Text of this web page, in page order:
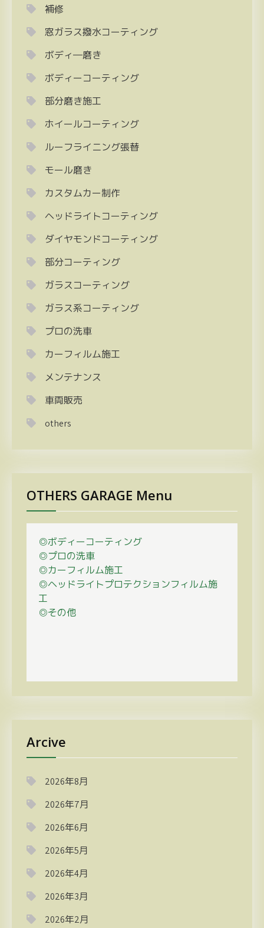
補修
窓ガラス撥水コーティング
ボディ―磨き
ボディーコーティング
部分磨き施工
ホイールコーティング
ルーフライニング張替
モール磨き
カスタムカー制作
ヘッドライトコーティング
ダイヤモンドコーティング
部分コーティング
ガラスコーティング
ガラス系コーティング
プロの洗車
カーフィルム施工
メンテナンス
車両販売
others
OTHERS GARAGE Menu
◎ボディーコーティング
◎プロの洗車
◎カーフィルム施工
◎ヘッドライトプロテクションフィルム施
工
◎その他
Arcive
2026年8月
2026年7月
2026年6月
2026年5月
2026年4月
2026年3月
2026年2月